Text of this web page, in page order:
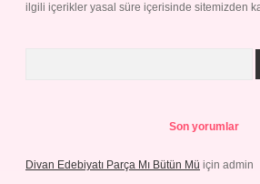
ilgili içerikler yasal süre içerisinde sitemizden
Son yorumlar
Divan Edebiyatı Parça Mı Bütün Mü için admin